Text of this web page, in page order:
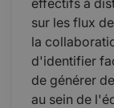
sur les flux
la
d'identifier
de générer
au sein de